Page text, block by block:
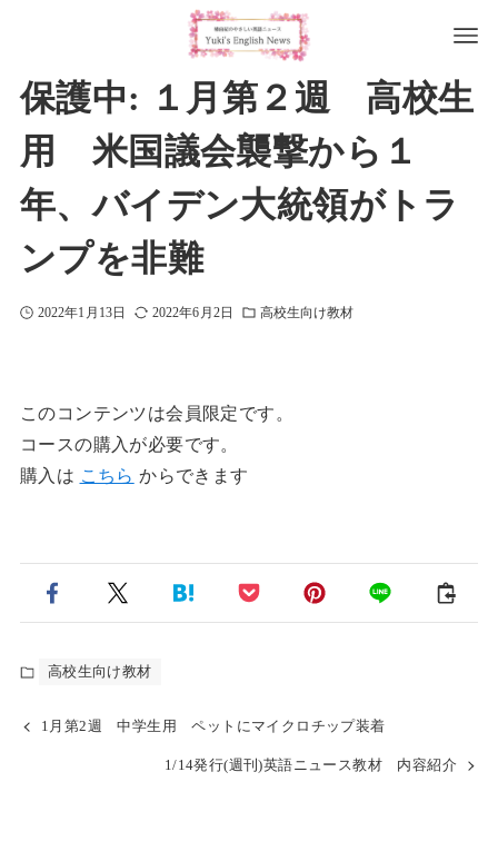
保護中: １月第２週 高校生
用 米国議会襲撃から１
年、バイデン大統領がトラ
ンプを非難
2022年1月13日 2022年6月2日 高校生向け教材
このコンテンツは会員限定です。
コースの購入が必要です。
購入は こちら からできます
高校生向け教材
1月第2週 中学生用 ペットにマイクロチップ装着
1/14発行(週刊)英語ニュース教材 内容紹介